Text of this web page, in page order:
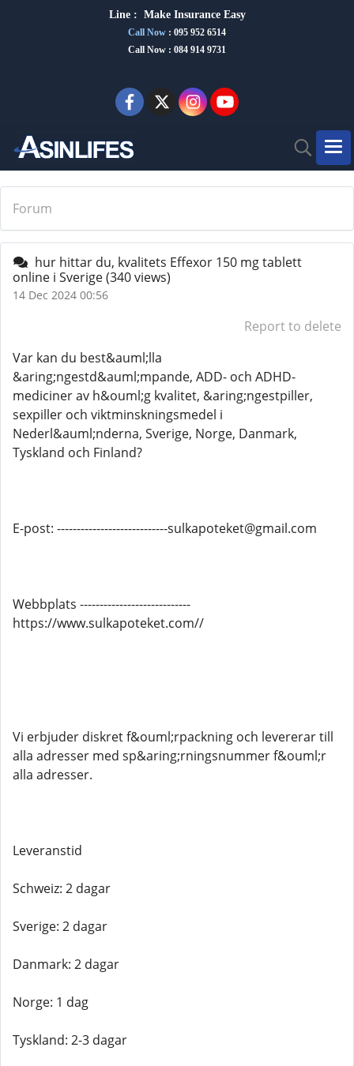
Line : Make Insurance Easy
Call Now : 095 952 6514
Call Now : 084 914 9731
Forum
hur hittar du, kvalitets Effexor 150 mg tablett
online i Sverige(340 views)
14 Dec 2024 00:56
Report to delete
Var kan du best&auml;lla
&aring;ngestd&auml;mpande, ADD- och ADHD-
mediciner av h&ouml;g kvalitet, &aring;ngestpiller,
sexpiller och viktminskningsmedel i
Nederl&auml;nderna, Sverige, Norge, Danmark,
Tyskland och Finland?
E-post: ----------------------------sulkapoteket@gmail.com
Webbplats ----------------------------
https://www.sulkapoteket.com//
Vi erbjuder diskret f&ouml;rpackning och levererar till
alla adresser med sp&aring;rningsnummer f&ouml;r
alla adresser.
Leveranstid
Schweiz: 2 dagar
Sverige: 2 dagar
Danmark: 2 dagar
Norge: 1 dag
Tyskland: 2-3 dagar